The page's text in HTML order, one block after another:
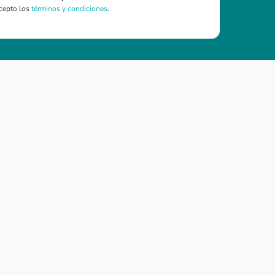
lostérminos y condiciones.